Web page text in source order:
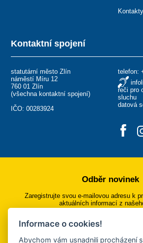
Kontaktní spojení
statutární město Zlín
náměstí Míru 12
760 01 Zlín
(všechna kontaktní spojení)
IČO: 00283924
telefon:
řeči pro
sluchu
datová
Kontakty
Odběr novinek
Zaregistrujte svou e-mailovou adresu k
aktuálních informací z
Přihlásit se k odběru
Informace o cookies!
Abychom vám usnadnili procházení